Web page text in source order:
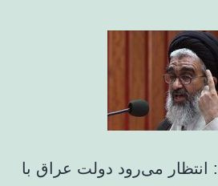
می‌رود دولت عراق با